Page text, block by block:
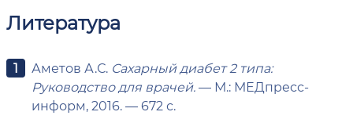
Литература
Аметов А.С. Сахарный диабет 2 типа:
Руководство для врачей.— М.: МЕДпресс-
информ, 2016. — 672 с.